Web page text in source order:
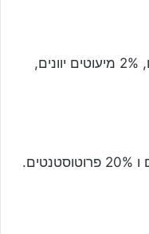
כ- 3.5 מליון תושבים, 98% אלבנים, 2% מיעוטים יוונים,